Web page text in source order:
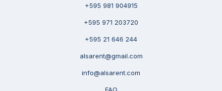
+595 981 904915
+595 971 203720
+595 21 646 244
alsarent@gmail.com
info@alsarent.com